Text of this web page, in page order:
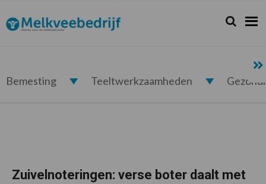
de
hoofdnavigatie
de
hoofd
de
eerste
de
voettekst
Melkveebedrijf.nl Zoeken...
Zoek
Bemesting Teeltwerkzaamheden
Zuivelnoteringen: verse boter daalt met